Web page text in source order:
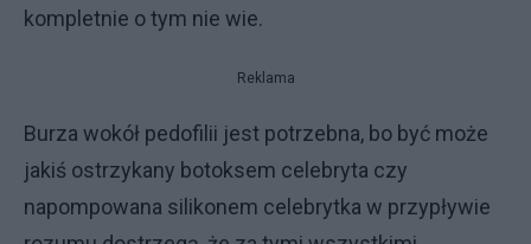
kompletnie o tym nie wie.
Reklama
Burza wokół pedofilii jest potrzebna, bo być może
jakiś ostrzykany botoksem celebryta czy
napompowana silikonem celebrytka w przypływie